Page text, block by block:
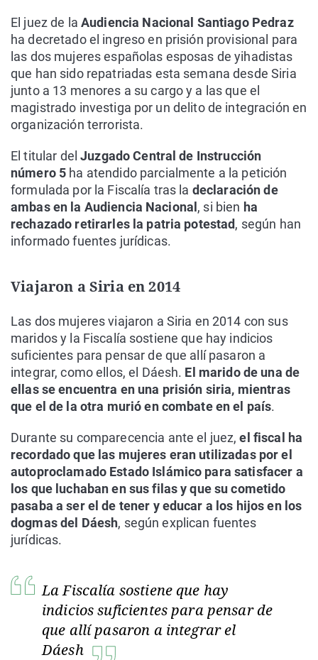
El juez de la Audiencia Nacional Santiago Pedraz
ha decretado el ingreso en prisión provisional para
las dos mujeres españolas esposas de yihadistas
que han sido repatriadas esta semana desde Siria
junto a 13 menores a su cargo y a las que el
magistrado investiga por un delito de integración en
organización terrorista.
El titular delJuzgado Central de Instrucción
número 5 ha atendido parcialmente a la petición
formulada por la Fiscalía tras la declaración de
ambas en la Audiencia Nacional , si bien ha
rechazado retirarles la patria potestad, según han
informado fuentes jurídicas.
Viajaron a Siria en 2014
Las dos mujeres viajaron a Siria en 2014 con sus
maridos y la Fiscalía sostiene que hay indicios
suficientes para pensar de que allí pasaron a
integrar, como ellos, el Dáesh. El marido de una de
ellas se encuentra en una prisión siria, mientras
que el de la otra murió en combate en el país.
Durante su comparecencia ante el juez, el fiscal ha
recordado que las mujeres eran utilizadas por el
autoproclamado Estado Islámico para satisfacer a
los que luchaban en sus filas y que su cometido
pasaba a ser el de tener y educar a los hijos en los
dogmas del Dáesh, según explican fuentes
jurídicas.
La Fiscalía sostiene que hay
indicios suficientes para pensar de
que allí pasaron a integrar el
Dáesh